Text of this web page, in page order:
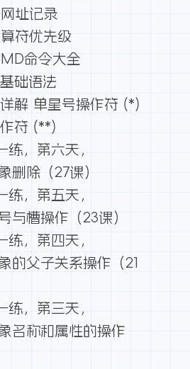
址记录
符优先级
命令大全
础语法
解 单星号操作符 (*)
符 (**)
练，第六天，
删除（27课）
练，第五天，
与槽操作（23课）
练，第四天，
的父子关系操作（21
练，第三天，
名称和属性的操作